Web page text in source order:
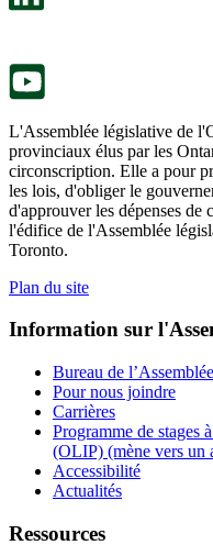
L'Assemblée législative de
provinciaux élus par les
circonscription. Elle a pour
les lois, d'obliger le
d'approuver les dépenses de
l'édifice de l'Assemblée
Toronto.
Plan du site
Information sur
Bureau de
Pour nous joindre
Carrières
Programme de stages
(OLIP) (mène vers un
Accessibilité
Actualités
Ressources